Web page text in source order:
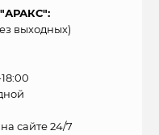
выходных)
сайте 24/7